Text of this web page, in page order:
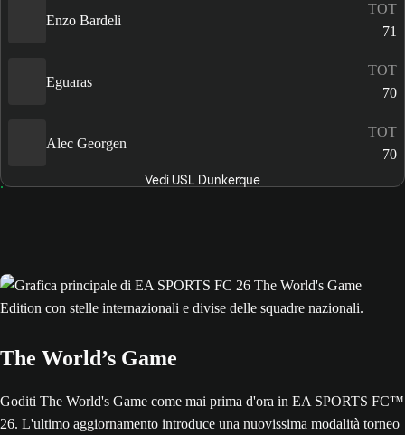
Enzo Bardeli
TOT
71
Eguaras
TOT
70
Alec Georgen
TOT
70
Vedi USL Dunkerque
The World’s Game
Goditi The World's Game come mai prima d'ora in EA SPORTS FC™
26. L'ultimo aggiornamento introduce una nuovissima modalità torneo